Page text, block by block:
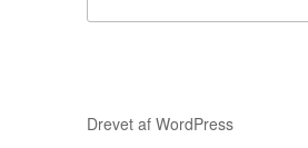
Drevet af WordPress